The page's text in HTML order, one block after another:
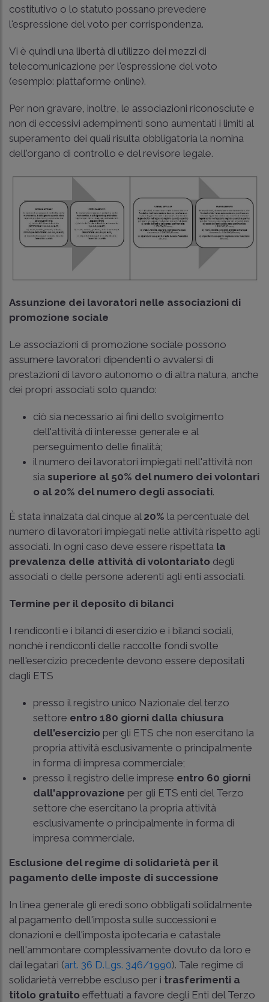
costitutivo o lo statuto possano prevedere
l'espressione del voto per corrispondenza.
Vi è quindi una libertà di utilizzo dei mezzi di
telecomunicazione per l'espressione del voto
(esempio: piattaforme online).
Per non gravare, inoltre, le associazioni riconosciute e
non di eccessivi adempimenti sono aumentati i limiti al
superamento dei quali risulta obbligatoria la nomina
dell'organo di controllo e del revisore legale.
Assunzione dei lavoratori nelle associazioni di
promozione sociale
Le associazioni di promozione sociale possono
assumere lavoratori dipendenti o avvalersi di
prestazioni di lavoro autonomo o di altra natura, anche
dei propri associati solo quando:
ciò sia necessario ai fini dello svolgimento
dell'attività di interesse generale e al
perseguimento delle finalità;
il numero dei lavoratori impiegati nell'attività non
sia superiore al 50% del numero dei volontari
o al 20% del numero degli associati.
È stata innalzata dal cinque al 20% la percentuale del
numero di lavoratori impiegati nelle attività rispetto agli
associati. In ogni caso deve essere rispettata la
prevalenza delle attività di volontariato degli
associati o delle persone aderenti agli enti associati.
Termine per il deposito di bilanci
I rendiconti e i bilanci di esercizio e i bilanci sociali,
nonchè i rendiconti delle raccolte fondi svolte
nell'esercizio precedente devono essere depositati
dagli ETS
presso il registro unico Nazionale del terzo
settore entro 180 giorni dalla chiusura
dell'esercizio per gli ETS che non esercitano la
propria attività esclusivamente o principalmente
in forma di impresa commerciale;
presso il registro delle imprese entro 60 giorni
dall'approvazione per gli ETS enti del Terzo
settore che esercitano la propria attività
esclusivamente o principalmente in forma di
impresa commerciale.
Esclusione del regime di solidarietà per il
pagamento delle imposte di successione
In linea generale gli eredi sono obbligati solidalmente
al pagamento dell'imposta sulle successioni e
donazioni e dell'imposta ipotecaria e catastale
nell'ammontare complessivamente dovuto da loro e
dai legatari (art. 36 D.Lgs. 346/1990). Tale regime di
solidarietà verrebbe escluso per i trasferimenti a
titolo gratuito effettuati a favore degli Enti del Terzo